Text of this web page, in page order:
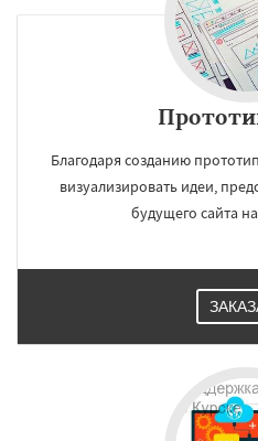
Благодаря созданию
визуализировать идеи,
будущего сайта